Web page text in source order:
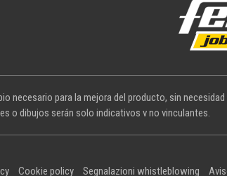
necesario para la mejora del producto, sin
o dibujos serán solo indicativos v no vinculantes.
Cookie policy Segnalazioni whistleblowing